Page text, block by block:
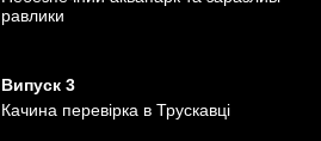
равлики
Випуск 3
Качина перевірка в Трускавці